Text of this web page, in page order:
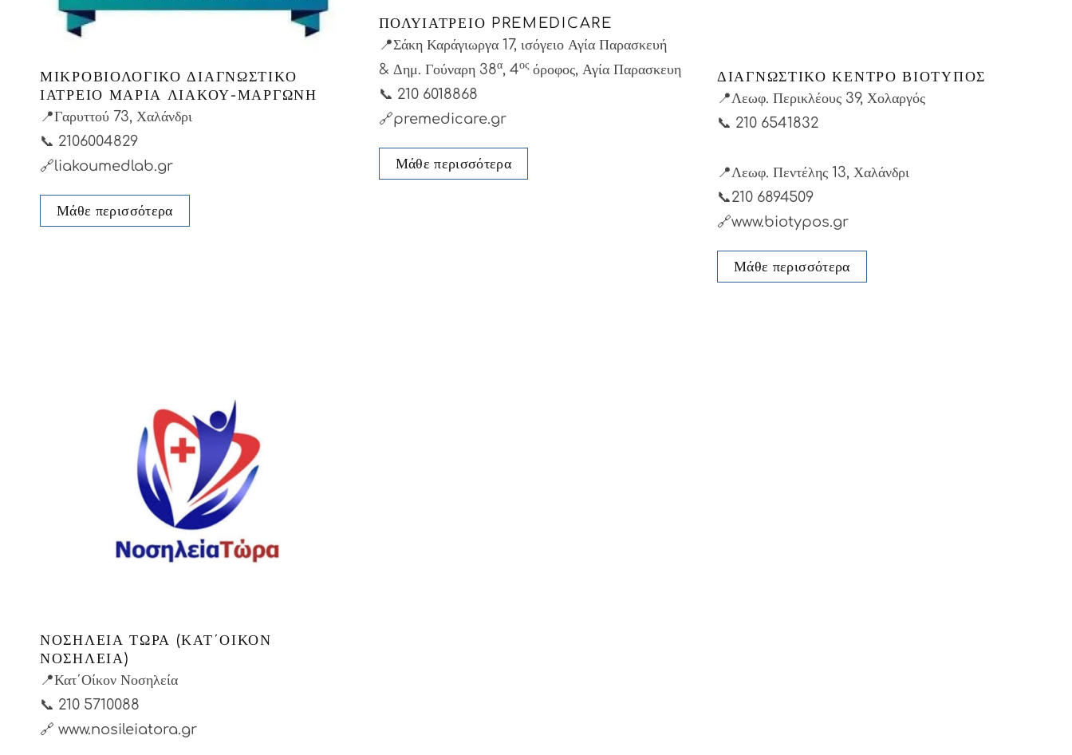
ΜΙΚΡΟΒΙΟΛΟΓΙΚΟ ΔΙΑΓΝΩΣΤΙΚΟ
ΙΑΤΡΕΙΟ ΜΑΡΊΑ ΛΙΆΚΟΥ-ΜΑΡΓΏΝΗ
📍Γαρυττού 73, Χαλάνδρι
📞 2106004829
🔗liakoumedlab.gr
Μάθε περισσότερα
ΠΟΛΥΙΑΤΡΕΙΟ PREMEDICARE
📍Σάκη Καράγιωργα 17, ισόγειο Αγία Παρασκευή
& Δημ. Γούναρη 38α, 4ος όροφος, Αγία Παρασκευη
📞 210 6018868
🔗premedicare.gr
Μάθε περισσότερα
ΔΙΑΓΝΩΣΤΙΚΟ ΚΕΝΤΡΟ ΒΙΟΤΥΠΟΣ
📍Λεωφ. Περικλέους 39, Χολαργός
📞 210 6541832
📍Λεωφ. Πεντέλης 13, Χαλάνδρι
📞210 6894509
🔗www.biotypos.gr
Μάθε περισσότερα
ΝΟΣΗΛΕΊΑ ΤΏΡΑ (ΚΑΤ΄ΟΊΚΟΝ
ΝΟΣΗΛΕΊΑ)
📍Κατ΄Οίκον Νοσηλεία
📞 210 5710088
🔗 www.nosileiatora.gr